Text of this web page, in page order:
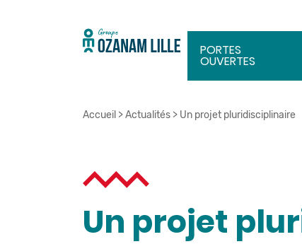
PORTES
OUVERTES
Accueil >Actualités > Un projet pluridisciplinaire
Un projet